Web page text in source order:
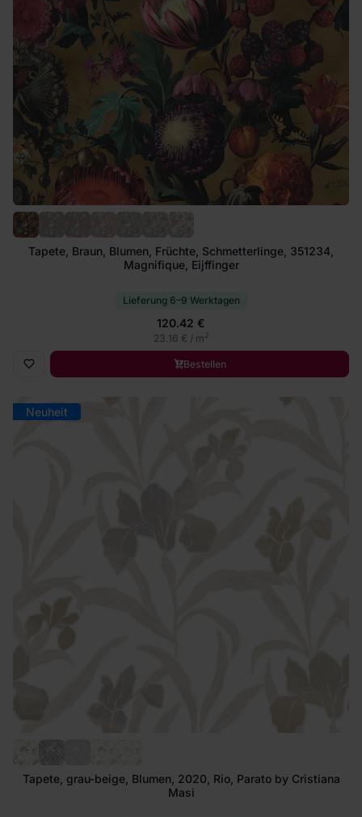
Tapete, Braun, Blumen, Früchte, Schmetterlinge, 351234,
Magnifique, Eijffinger
Lieferung 6–9 Werktagen
120.42 €
23.16 € / m2
Bestellen
Neuheit
Tapete, grau-beige, Blumen, 2020, Rio, Parato by Cristiana
Masi